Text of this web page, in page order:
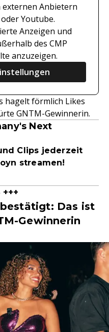
Anbietern
Youtube.
Anzeigen und
des CMP
anzuzeigen.
hagelt förmlich Likes
GNTM-Gewinnerin.
Next
Clips jederzeit
streamen!
Das ist
Gewinnerin